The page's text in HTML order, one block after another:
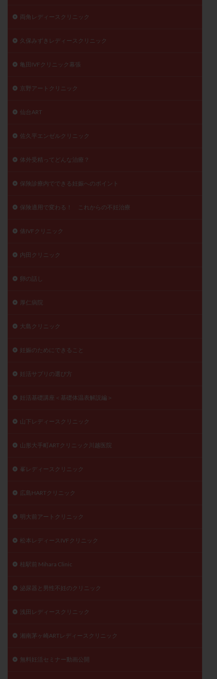
両角レディースクリニック
久保みずきレディースクリニック
亀田IVFクリニック幕張
京野アートクリニック
仙台ART
佐久平エンゼルクリニック
体外受精ってどんな治療？
保険診療内でできる妊娠へのポイント
保険適用で変わる！ これからの不妊治療
俵IVFクリニック
内田クリニック
卵の話し
厚仁病院
大島クリニック
妊娠のためにできること
妊活サプリの選び方
妊活基礎講座＜基礎体温表解説編＞
山下レディースクリニック
山形大手町ARTクリニック川越医院
峯レディースクリニック
広島HARTクリニック
明大前アートクリニック
松本レディースIVFクリニック
桂駅前 Mihara Clinic
泌尿器と男性不妊のクリニック
浅田レディースクリニック
湘南茅ヶ崎ARTレディースクリニック
無料妊活セミナー動画公開